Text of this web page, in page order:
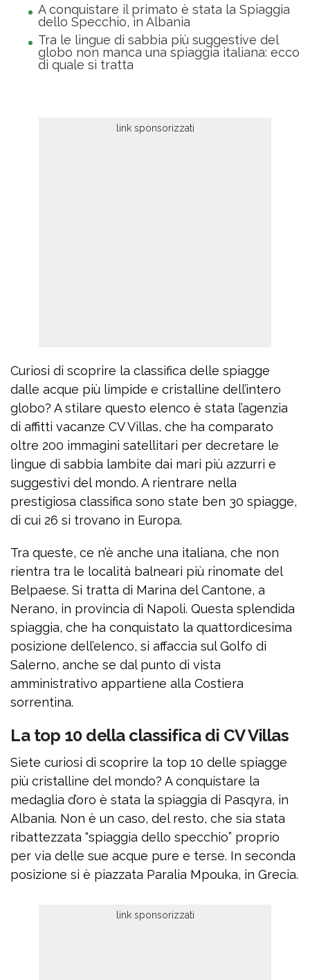
A conquistare il primato è stata la Spiaggia
dello Specchio, in Albania
Tra le lingue di sabbia più suggestive del
globo non manca una spiaggia italiana: ecco
di quale si tratta
Curiosi di scoprire la classifica delle spiagge
dalle acque più limpide e cristalline dell’intero
globo? A stilare questo elenco è stata l’agenzia
di affitti vacanze CV Villas, che ha comparato
oltre 200 immagini satellitari per decretare le
lingue di sabbia lambite dai mari più azzurri e
suggestivi del mondo. A rientrare nella
prestigiosa classifica sono state ben 30 spiagge,
di cui 26 si trovano in Europa.
Tra queste, ce n’è anche una italiana, che non
rientra tra le località balneari più rinomate del
Belpaese. Si tratta di Marina del Cantone, a
Nerano, in provincia di Napoli. Questa splendida
spiaggia, che ha conquistato la quattordicesima
posizione dell’elenco, si affaccia sul Golfo di
Salerno, anche se dal punto di vista
amministrativo appartiene alla Costiera
sorrentina.
La top 10 della classifica di CV Villas
Siete curiosi di scoprire la top 10 delle spiagge
più cristalline del mondo? A conquistare la
medaglia d’oro è stata la spiaggia di Pasqyra, in
Albania. Non è un caso, del resto, che sia stata
ribattezzata “spiaggia dello specchio” proprio
per via delle sue acque pure e terse. In seconda
posizione si è piazzata Paralia Mpouka, in Grecia.